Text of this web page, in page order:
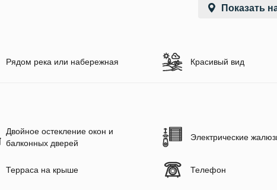
Показать
Рядом река или набережная Красивый вид
Двойное остекление окон и
балконных дверей
Электрические
Терраса на крыше Телефон